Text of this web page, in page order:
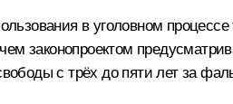
в уголовном
законопроектом
с трёх до пяти лет за